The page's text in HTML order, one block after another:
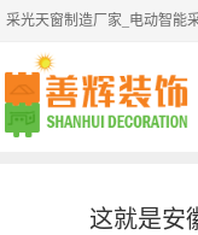
采光天窗制造厂家_电动智能
这就是安